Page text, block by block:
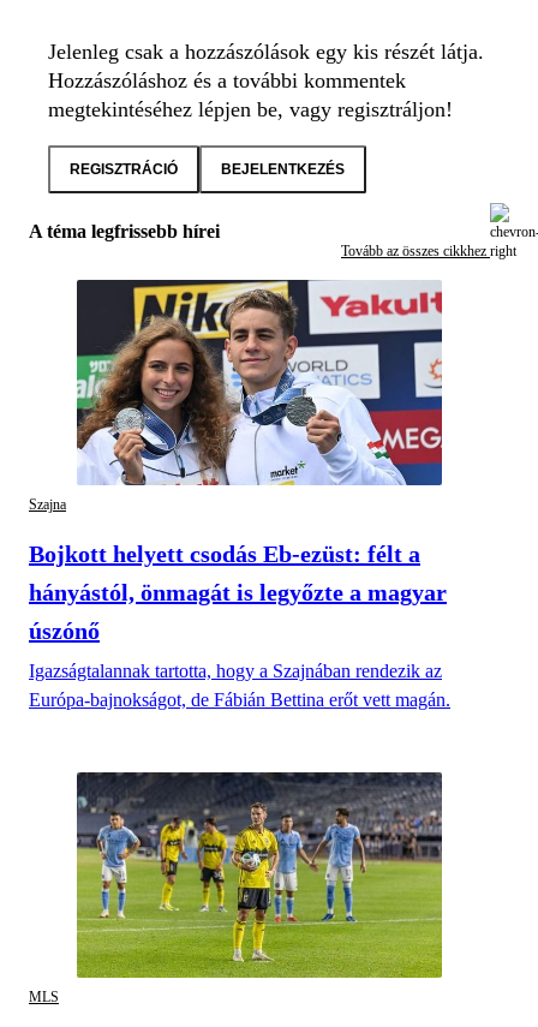
Jelenleg csak a hozzászólások egy kis részét látja.
Hozzászóláshoz és a további kommentek
megtekintéséhez lépjen be, vagy regisztráljon!
REGISZTRÁCIÓ BEJELENTKEZÉS
A téma legfrissebb hírei
Tovább az összes cikkhez
Szajna
Bojkott helyett csodás Eb-ezüst: félt a
hányástól, önmagát is legyőzte a magyar
úszónő
Igazságtalannak tartotta, hogy a Szajnában rendezik az
Európa-bajnokságot, de Fábián Bettina erőt vett magán.
MLS